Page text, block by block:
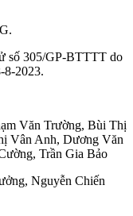
số 305/GP-BTTTT do
8-2023.
Văn Trường, Bùi Thị
Vân Anh, Dương Văn
, Trần Gia Bảo
, Nguyễn Chiến